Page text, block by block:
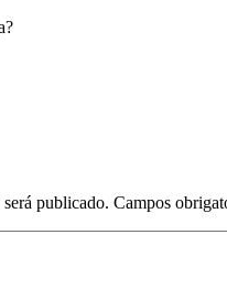
publicado. Campos